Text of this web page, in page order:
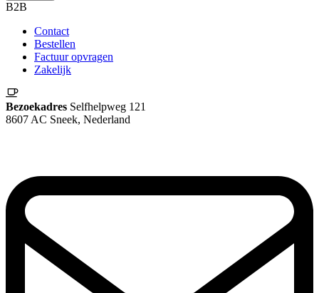
B2B
Contact
Bestellen
Factuur opvragen
Zakelijk
Bezoekadres Selfhelpweg 121
8607 AC Sneek, Nederland